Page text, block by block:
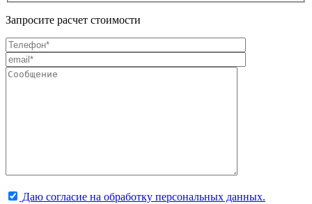
Запросите расчет стоимости
Даю согласие на обработку персональных данных.